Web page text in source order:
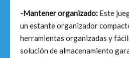
-Mantener organizado: Este
un estante organizador
herramientas organizadas y
solución de almacenamiento